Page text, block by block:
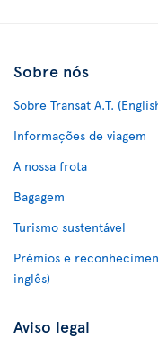
Sobre nós
Sobre Transat A.T.
Informações de viagem
A nossa frota
Bagagem
Turismo sustentável
Prémios e
inglês)
Aviso legal